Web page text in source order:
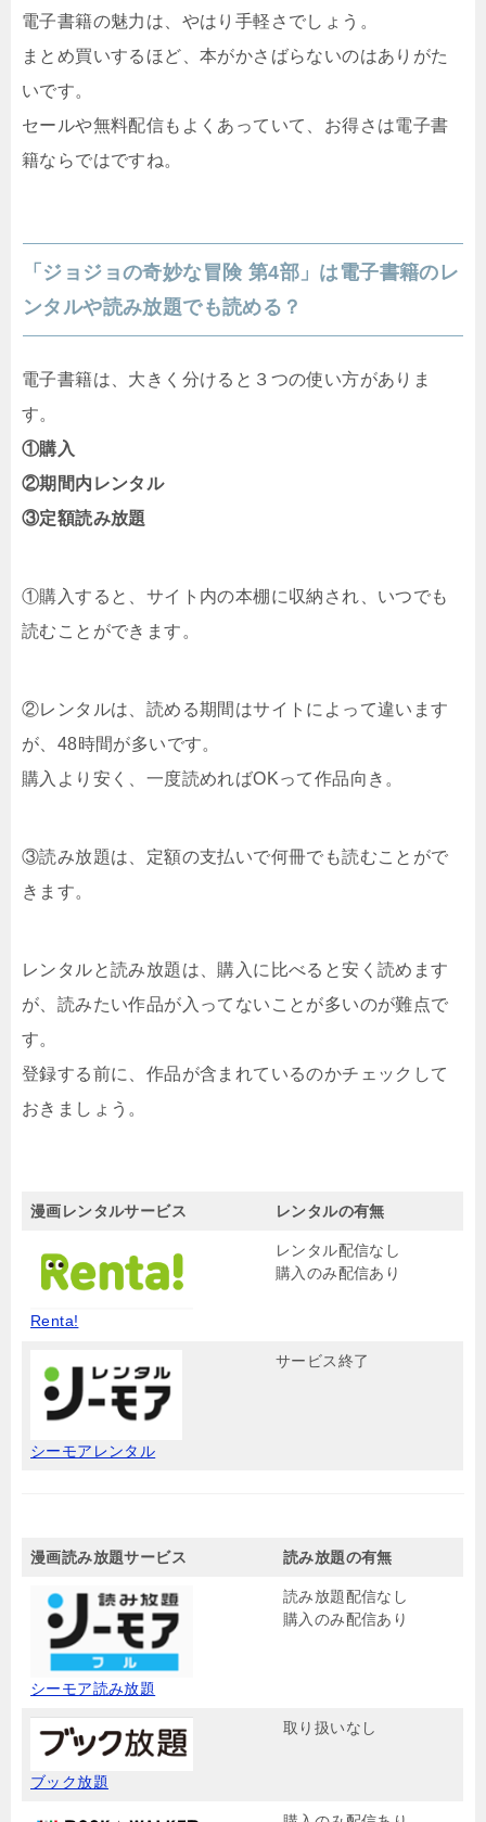
電子書籍の魅力は、やはり手軽さでしょう。
まとめ買いするほど、本がかさばらないのはありがた
いです。
セールや無料配信もよくあっていて、お得さは電子書
籍ならではですね。
「ジョジョの奇妙な冒険 第4部」は電子書籍のレ
ンタルや読み放題でも読める？
電子書籍は、大きく分けると３つの使い方がありま
す。
①購入
②期間内レンタル
③定額読み放題
①購入すると、サイト内の本棚に収納され、いつでも
読むことができます。
②レンタルは、読める期間はサイトによって違います
が、48時間が多いです。
購入より安く、一度読めればOKって作品向き。
③読み放題は、定額の支払いで何冊でも読むことがで
きます。
レンタルと読み放題は、購入に比べると安く読めます
が、読みたい作品が入ってないことが多いのが難点で
す。
登録する前に、作品が含まれているのかチェックして
おきましょう。
漫画レンタルサービス レンタルの有無
Renta!
レンタル配信なし
購入のみ配信あり
シーモアレンタル
サービス終了
漫画読み放題サービス 読み放題の有無
シーモア読み放題
読み放題配信なし
購入のみ配信あり
ブック放題
取り扱いなし